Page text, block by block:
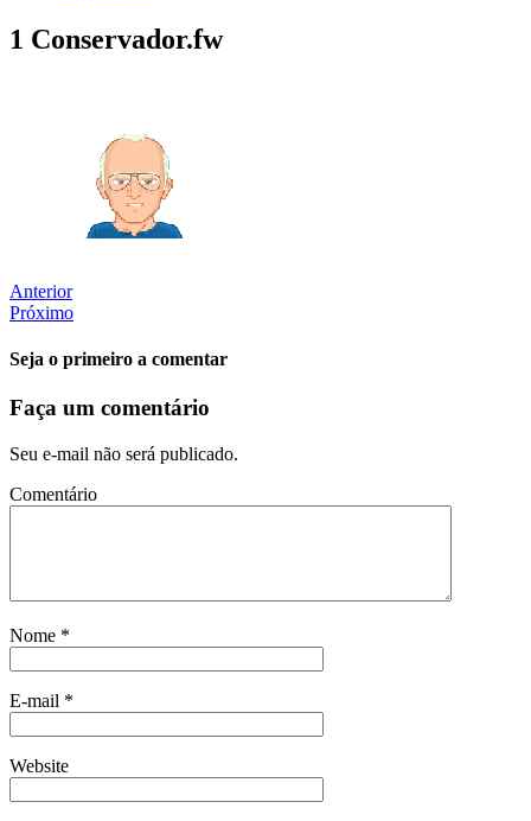
1 Conservador.fw
Anterior
Próximo
Seja o primeiro a comentar
Faça um comentário
Seu e-mail não será publicado.
Comentário
Nome *
E-mail *
Website